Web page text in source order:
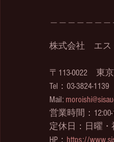
株式会社　エス
〒113-0022　東
Tel：03-3824-1139
Mail:
営業時間：12:00-
定休日：日曜・
HP： https://